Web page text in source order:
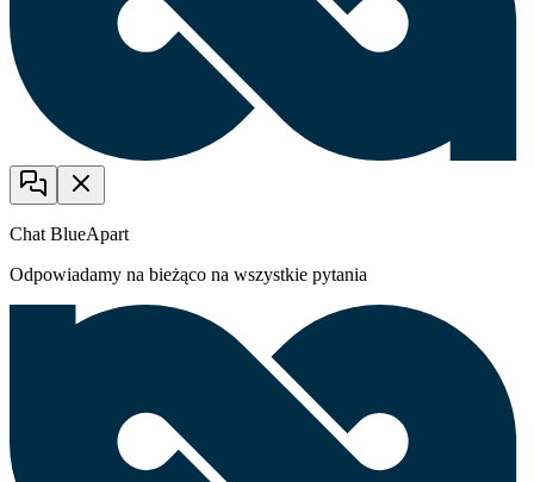
Chat BlueApart
Odpowiadamy na bieżąco na wszystkie pytania